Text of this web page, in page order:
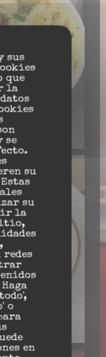
sus
que
la
se
su
su
la
o
en